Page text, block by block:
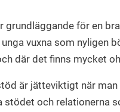
grundläggande för en
vuxna som nyligen
där det finns mycket
är jätteviktigt när man
stödet och relationerna